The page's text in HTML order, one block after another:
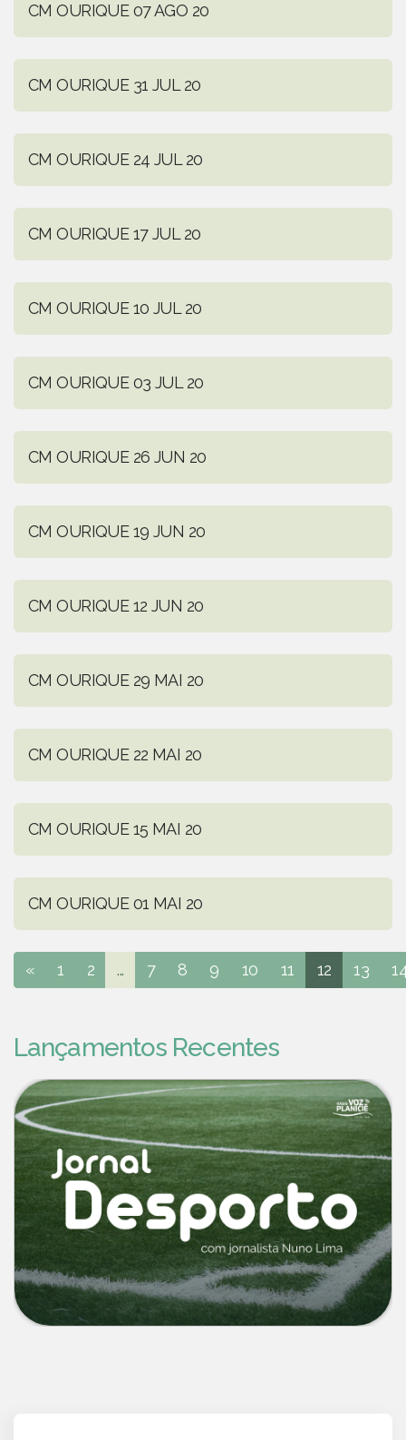
CM OURIQUE 07 AGO 20
CM OURIQUE 31 JUL 20
CM OURIQUE 24 JUL 20
CM OURIQUE 17 JUL 20
CM OURIQUE 10 JUL 20
CM OURIQUE 03 JUL 20
CM OURIQUE 26 JUN 20
CM OURIQUE 19 JUN 20
CM OURIQUE 12 JUN 20
CM OURIQUE 29 MAI 20
CM OURIQUE 22 MAI 20
CM OURIQUE 15 MAI 20
CM OURIQUE 01 MAI 20
« 1 2 ... 7 8 9 10 11 12 13
Lançamentos Recentes